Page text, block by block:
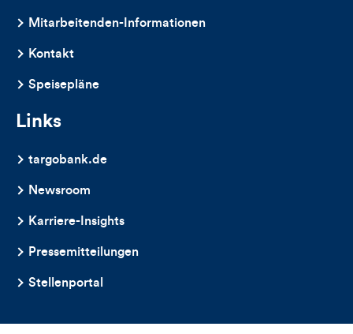
Mitarbeitenden-Informationen
Kontakt
Speisepläne
Links
targobank.de
Newsroom
Karriere-Insights
Pressemitteilungen
Stellenportal